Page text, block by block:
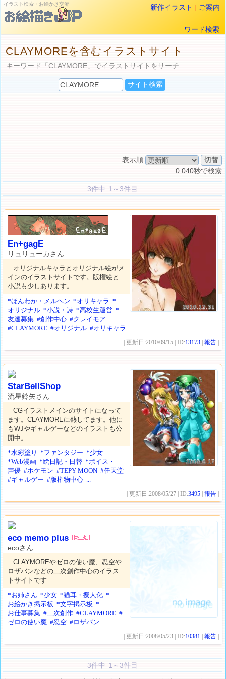
イラスト検索・お絵かき交流 新作イラスト | ご案内
ワード検索
CLAYMOREを含むイラストサイト
キーワード「CLAYMORE」でイラストサイトをサーチ
表示順
0.040秒で検索
3件中 1～3件目
2010.12.31
En+gagE
リュリューカさん
オリジナルキャラとオリジナル絵がメ
インのイラストサイトです。版権絵と
小説も少しあります。
*ほんわか・メルヘン *オリキャラ *
オリジナル *小説・詩 *高校生運営 *
友達募集 #創作中心 #クレイモア
#CLAYMORE #オリジナル #オリキャラ ...
| 更新日:2010/09/15 | ID:13173 |報告
2008.6.17
StarBellShop
流星鈴矢さん
CGイラストメインのサイトになって
ます。CLAYMOREに熱してます。他に
もWJやギャルゲーなどのイラストも公
開中。
*水彩塗り
*ファンタジー *少女
*Web漫画 *絵日記・日替 *ボイス・
声優 #ポケモン #TEPY-MOON #任天堂
#ギャルゲー #版権物中心 ...
| 更新日:2008/05/27 | ID:3495 |報告
eco memo plus
ecoさん
CLAYMOREやゼロの使い魔、忍空や
ロザバンなどの二次創作中心のイラス
トサイトです
*お姉さん *少女 *猫耳・擬人化 *
お絵かき掲示板 *文字掲示板 *
お仕事募集 #二次創作 #CLAYMORE #
ゼロの使い魔 #忍空 #ロザバン
| 更新日:2008/05/23 | ID:10381 |報告
3件中 1～3件目